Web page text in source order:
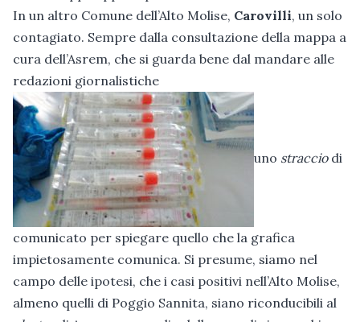
In un altro Comune dell’Alto Molise, Carovilli, un solo
contagiato. Sempre dalla consultazione della mappa a
cura dell’Asrem, che si guarda bene dal mandare alle
redazioni giornalistiche
uno stracciodi
comunicato per spiegare quello che la grafica
impietosamente comunica. Si presume, siamo nel
campo delle ipotesi, che i casi positivi nell’Alto Molise,
almeno quelli di Poggio Sannita, siano riconducibili al